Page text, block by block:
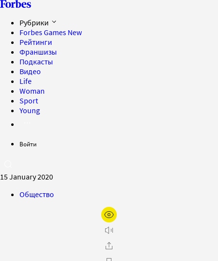
Рубрики
Forbes Games New
Рейтинги
Франшизы
Подкасты
Видео
Life
Woman
Sport
Young
Войти
15 January 2020
Общество